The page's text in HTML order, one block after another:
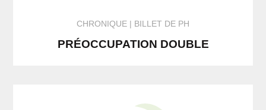
CHRONIQUE BILLET DE PH
PRÉOCCUPATION DOUBLE